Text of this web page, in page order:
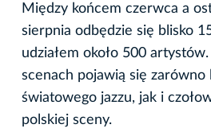
Między końcem czerwca a
sierpnia odbędzie się blisko
udziałem około 500
scenach pojawią się zarówno
światowego jazzu, jak i
polskiej sceny.